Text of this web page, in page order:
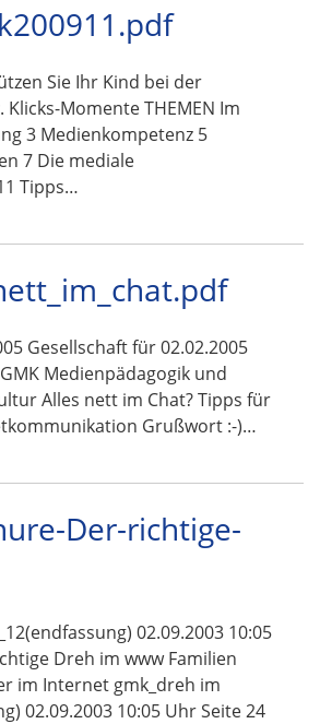
Sie Ihr Kind bei der
Momente THEMEN Im
3 Medienkompetenz 5
7 Die mediale
Tipps…
Gesellschaft für 02.02.2005
Medienpädagogik und
Alles nett im Chat? Tipps für
Grußwort :-)…
Der-richtige-
02.09.2003 10:05
Dreh im www Familien
im Internet gmk_dreh im
02.09.2003 10:05 Uhr Seite 24